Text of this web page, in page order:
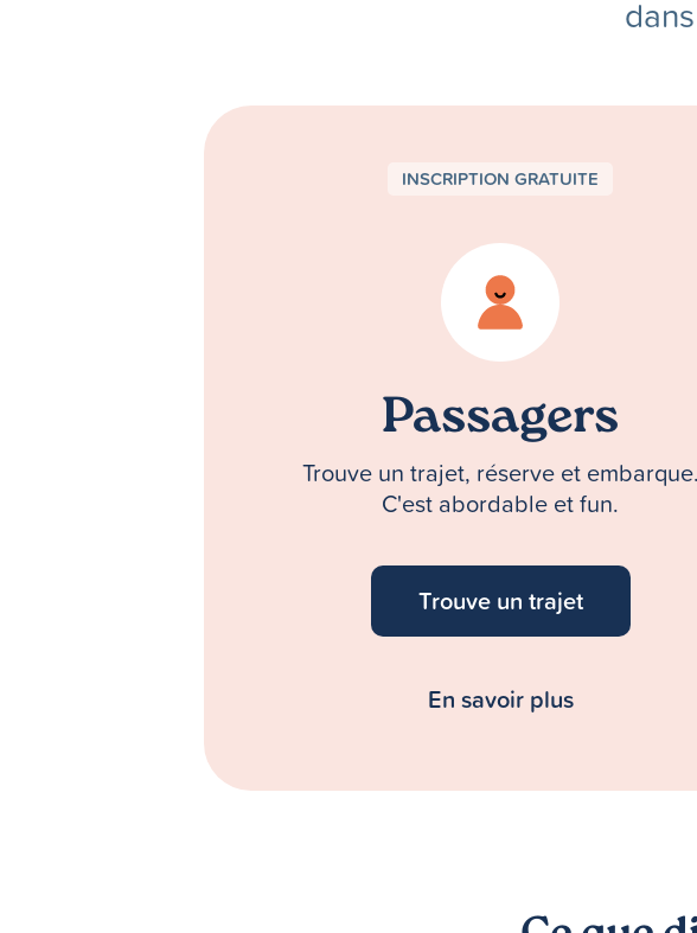
INSCRIPTION GRATUITE
Passagers
Trouve un trajet, réserve et embarque.
C'est abordable et fun.
Trouve un trajet
En savoir plus